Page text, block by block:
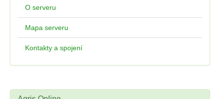
O serveru
Mapa serveru
Kontakty a spojení